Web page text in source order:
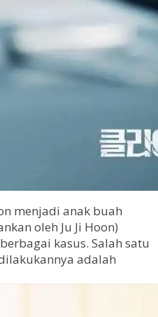
menjadi anak buah
oleh Ju Ji Hoon)
kasus. Salah satu
adalah